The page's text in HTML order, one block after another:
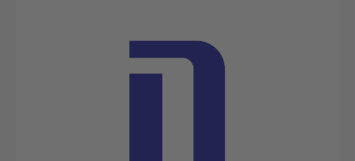
Afbeeldingengalerij overslaan